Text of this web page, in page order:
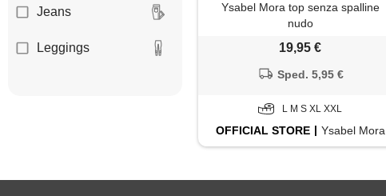
Jeans
Leggings
Ysabel Mora top senza spalline
nudo
19,95 €
Sped. 5,95 €
L M S XL XXL
OFFICIALSTORE Ysabel Mora